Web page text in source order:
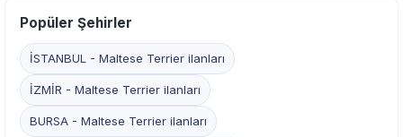
Popüler Şehirler
İSTANBUL - Maltese Terrier ilanları
İZMİR - Maltese Terrier ilanları
BURSA - Maltese Terrier ilanları